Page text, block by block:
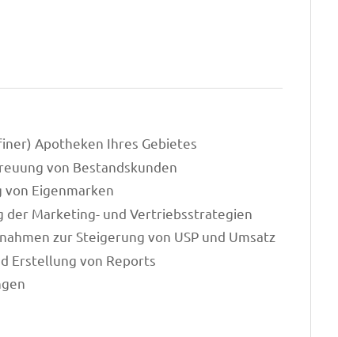
Apotheken Ihres Gebietes
von Bestandskunden
Eigenmarken
der Marketing- und Vertriebsstrategien
zur Steigerung von USP und Umsatz
Erstellung von Reports